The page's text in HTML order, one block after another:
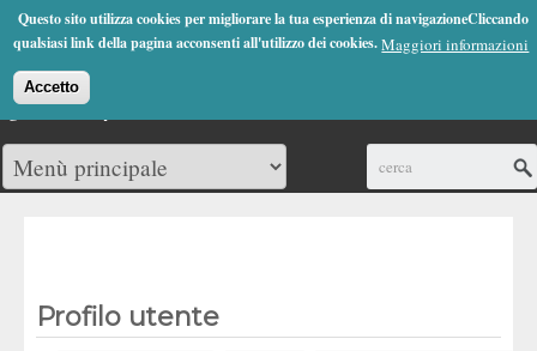
Questo sito utilizza cookies per migliorare la tua esperienza di navigazioneCliccando
qualsiasi link della pagina acconsenti all'utilizzo dei cookies.Maggiori informazioni
Accetto
Jump to Navigation
(0)
Profilo utente